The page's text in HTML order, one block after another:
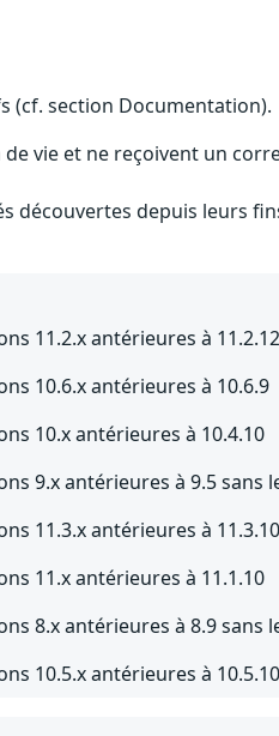
(cf. section Documentation).
vie et ne reçoivent un
depuis leurs
11.2.x antérieures à 11.2.12
10.6.x antérieures à 10.6.9
10.x antérieures à 10.4.10
9.x antérieures à 9.5
11.3.x antérieures à 11.3.10
11.x antérieures à 11.1.10
8.x antérieures à 8.9
10.5.x antérieures à 10.5.10